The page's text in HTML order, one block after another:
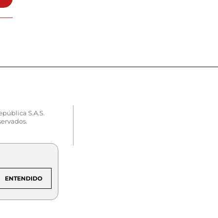
S.A.S.
ENTENDIDO